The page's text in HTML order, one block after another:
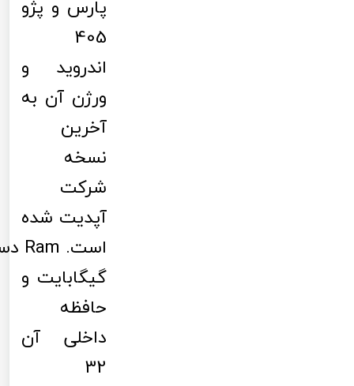
پارس و پژو
405
اندروید و
ورژن آن به
آخرین
نسخه
شرکت
آپدیت شده
گیگابایت و
حافظه
داخلی آن
32